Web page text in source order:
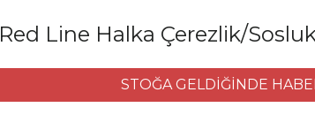
Red Line Halka Çerezlik/
STOĞA GELDİĞİNDE